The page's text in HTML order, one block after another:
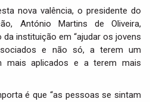
nova valência, o presidente do
António Martins de Oliveira,
instituição em “ajudar os jovens
e não só, a terem um
mais aplicados e a terem mais
é que “as pessoas se sintam